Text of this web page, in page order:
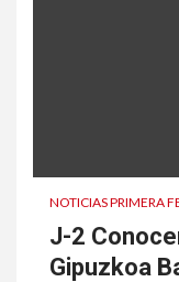
NOTICIAS PRIMERA
J-2
Gipuzkoa